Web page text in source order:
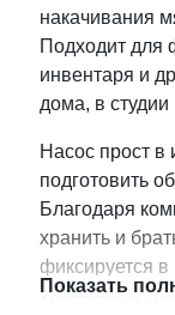
накачивания
Подходит для
инвентаря и
дома, в
Насос прост в
подготовить
Благодаря
хранить и
фиксируется в
хранении и
Показать